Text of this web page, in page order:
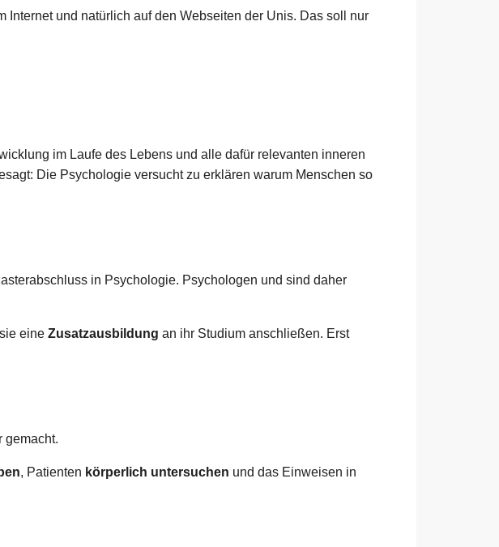
Internet und natürlich auf den Webseiten der Unis. Das soll nur
im Laufe des Lebens und alle dafür relevanten inneren
Die Psychologie versucht zu erklären warum Menschen so
in Psychologie. Psychologen und sind daher
eine Zusatzausbildung an ihr Studium anschließen. Erst
gemacht.
, Patienten körperlich untersuchen und das Einweisen in